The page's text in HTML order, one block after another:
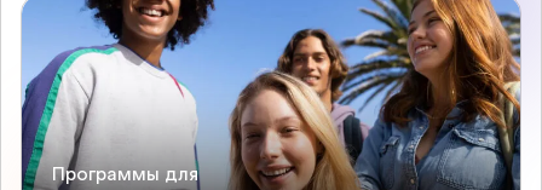
Программы для